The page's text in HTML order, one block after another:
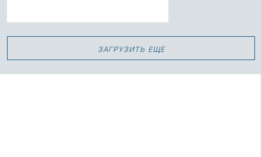
загрузить еще